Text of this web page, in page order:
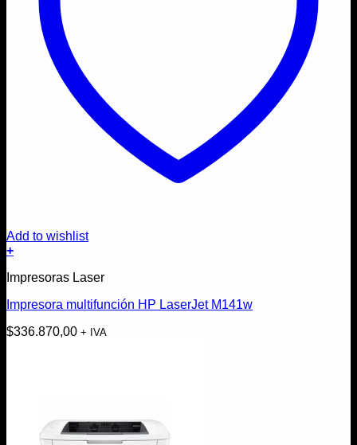
Add to wishlist
+
Impresoras Laser
Impresora multifunción HP LaserJet M141w
$336.870,00 + IVA